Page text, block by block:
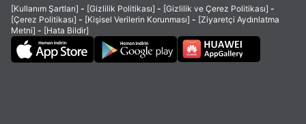
[Kullanım Şartları] - [Gizlilik Politikası] - [Gizlilik ve Çerez Politikası] -
[Çerez Politikası] - [Kişisel Verilerin Korunması] - [Ziyaretçi Aydınlatma
Metni] - [Hata Bildir]